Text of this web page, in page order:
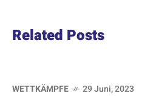
Related Posts
WETTKÄMPFE 29 Juni, 2023